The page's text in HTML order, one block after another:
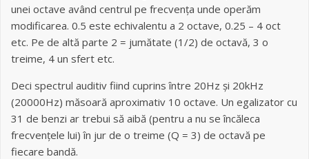
unei octave având centrul pe frecvența unde operăm
modificarea. 0.5 este echivalentu a 2 octave, 0.25 – 4 oct
etc. Pe de altă parte 2 = jumătate (1/2) de octavă, 3 o
treime, 4 un sfert etc.
Deci spectrul auditiv fiind cuprins între 20Hz și 20kHz
(20000Hz) măsoară aproximativ 10 octave. Un egalizator cu
31 de benzi ar trebui să aibă (pentru a nu se încăleca
frecvențele lui) în jur de o treime (Q = 3) de octavă pe
fiecare bandă.